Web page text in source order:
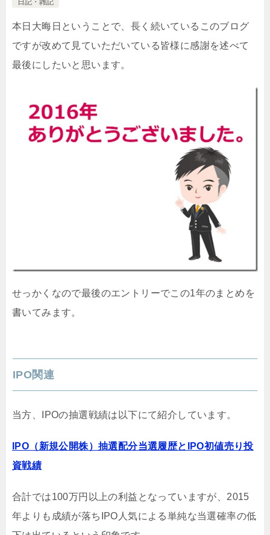
日記・雑記
本日大晦日ということで、長く続いているこのブログ
ですが改めて見ていただいている皆様に感謝を述べて
最後にしたいと思います。
せっかくなので最後のエントリーでこの1年のまとめを
書いてみます。
IPO関連
当方、IPOの抽選戦績は以下にて紹介しています。
IPO（新規公開株）抽選配分当選履歴とIPO初値売り投
資戦績
合計では100万円以上の利益となっていますが、2015
年よりも成績が落ちIPO人気による単純な当選確率の低